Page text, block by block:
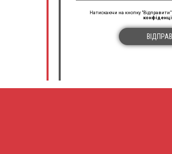
Натискаючи на кнопку